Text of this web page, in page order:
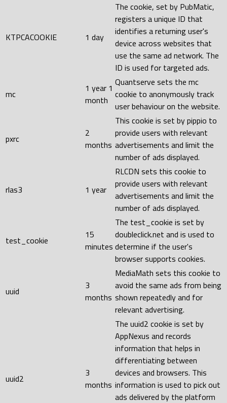
KTPCACOOKIE 1 day
The cookie, set by PubMatic,
registers a unique ID that
identifies a returning user's
device across websites that
use the same ad network. The
ID is used for targeted ads.
mc
1 year 1
month
Quantserve sets the mc
cookie to anonymously track
user behaviour on the website.
pxrc
2
months
This cookie is set by pippio to
provide users with relevant
advertisements and limit the
number of ads displayed.
rlas3 1 year
RLCDN sets this cookie to
provide users with relevant
advertisements and limit the
number of ads displayed.
test_cookie
15
minutes
The test_cookie is set by
doubleclick.net and is used to
determine if the user's
browser supports cookies.
uuid
3
months
MediaMath sets this cookie to
avoid the same ads from being
shown repeatedly and for
relevant advertising.
uuid2
3
months
The uuid2 cookie is set by
AppNexus and records
information that helps in
differentiating between
devices and browsers. This
information is used to pick out
ads delivered by the platform